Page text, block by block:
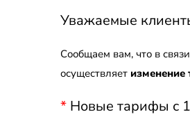
Уважаемые
Сообщаем вам, что в
осуществляет изменение
* Новые тарифы с